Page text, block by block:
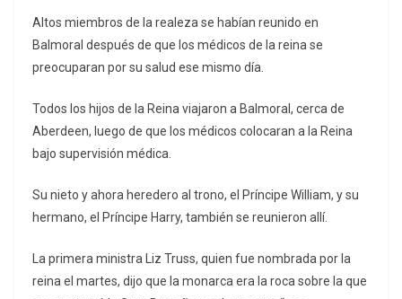
Altos miembros de la realeza se habían reunido en
Balmoral después de que los médicos de la reina se
preocuparan por su salud ese mismo día.
Todos los hijos de la Reina viajaron a Balmoral, cerca de
Aberdeen, luego de que los médicos colocaran a la Reina
bajo supervisión médica.
Su nieto y ahora heredero al trono, el Príncipe William, y su
hermano, el Príncipe Harry, también se reunieron allí.
La primera ministra Liz Truss, quien fue nombrada por la
reina el martes, dijo que la monarca era la roca sobre la que